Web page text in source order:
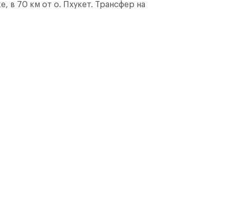
в 70 км от о. Пхукет. Трансфер на